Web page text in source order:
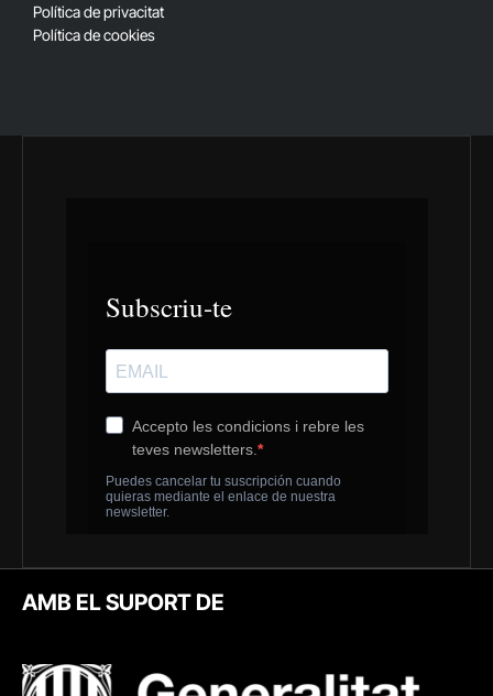
Política de privacitat
Política de cookies
AMB EL SUPORT DE